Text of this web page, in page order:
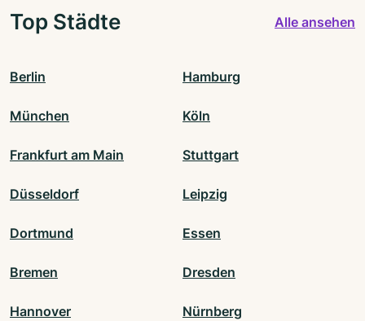
Top Städte Alle ansehen
Berlin Hamburg
München Köln
Frankfurt am Main Stuttgart
Düsseldorf Leipzig
Dortmund Essen
Bremen Dresden
Hannover Nürnberg